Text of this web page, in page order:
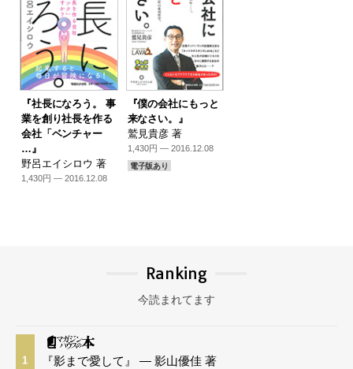
『社長になろう。 事
業を創り社長を作る
会社「ベンチャー
…』
野呂エイシロウ 著
1,430円 — 2016.12.08
『僕の会社にもっと
来なさい。』
鷲見貴彦 著
1,430円 — 2016.12.08
電子版あり
Ranking
今読まれてます
1 『影まで愛して』 — 影山優佳 著